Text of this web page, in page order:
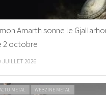
Amarth sonne le
2 octobre
JUILLET 2026
METAL WEBZINE METAL